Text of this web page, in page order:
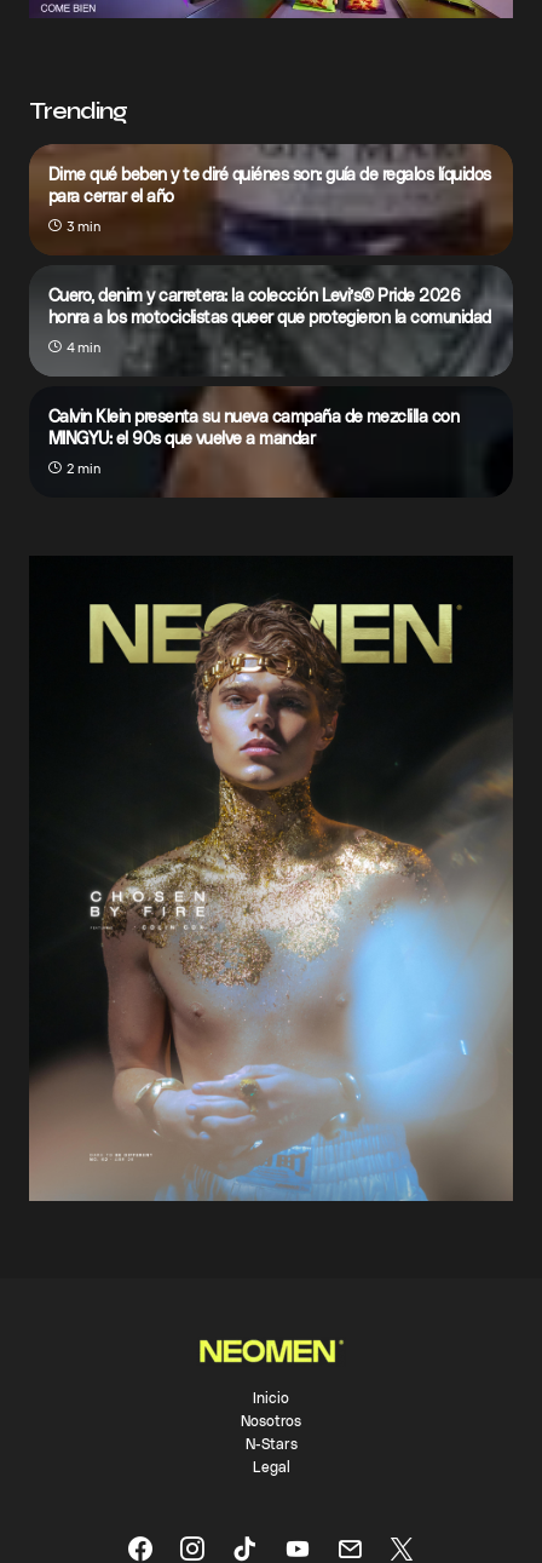
Trending
Dime qué beben y te diré quiénes son: guía de regalos líquidos
para cerrar el año
3 min
Cuero, denim y carretera: la colección Levi’s® Pride 2026
honra a los motociclistas queer que protegieron la comunidad
4 min
Calvin Klein presenta su nueva campaña de mezclilla con
MINGYU: el 90s que vuelve a mandar
2 min
Inicio
Nosotros
N-Stars
Legal